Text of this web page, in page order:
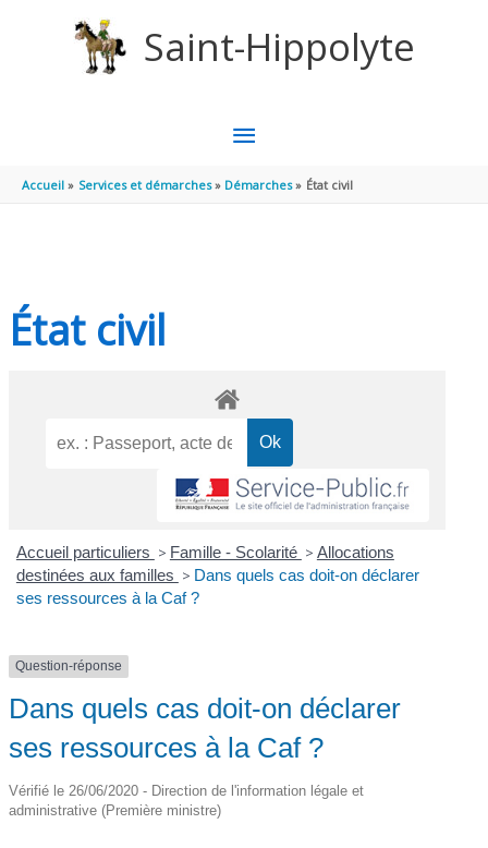
Saint-Hippolyte
MENU
PRINCIPAL
Accueil Services et démarches Démarches État civil
État civil
Accueil particuliers > Famille - Scolarité > Allocations
destinées aux familles > Dans quels cas doit-on déclarer
ses ressources à la Caf ?
Question-réponse
Dans quels cas doit-on déclarer
ses ressources à la Caf ?
Vérifié le 26/06/2020 - Direction de l'information légale et
administrative (Première ministre)